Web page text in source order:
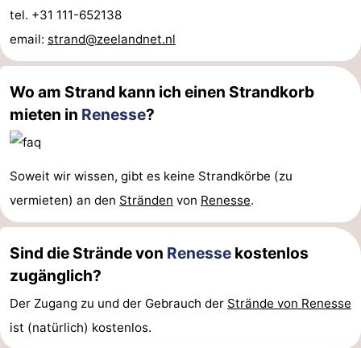
tel. +31 111-652138
email: strand@zeelandnet.nl
Wo am Strand kann ich einen Strandkorb
mieten in Renesse?
Soweit wir wissen, gibt es keine Strandkörbe (zu
vermieten) an den Stränden von Renesse.
Sind die Strände von Renesse kostenlos
zugänglich?
Der Zugang zu und der Gebrauch der Strände von Renesse
ist (natürlich) kostenlos.